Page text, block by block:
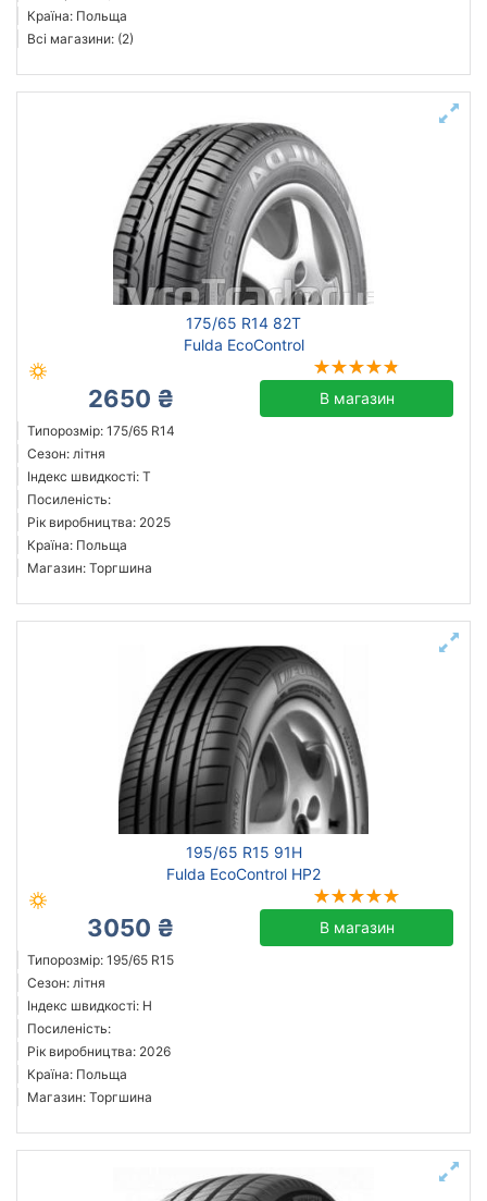
Країна: Польща
Всі магазини: (2)
175/65 R14 82T
Fulda EcoControl
2650 ₴ В магазин
Типорозмір: 175/65 R14
Сезон: літня
Індекс швидкості: T
Посиленість:
Рік виробництва: 2025
Країна: Польща
Магазин: Торгшина
195/65 R15 91H
Fulda EcoControl HP2
3050 ₴ В магазин
Типорозмір: 195/65 R15
Сезон: літня
Індекс швидкості: H
Посиленість:
Рік виробництва: 2026
Країна: Польща
Магазин: Торгшина